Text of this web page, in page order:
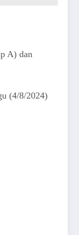
A) dan
(4/8/2024)